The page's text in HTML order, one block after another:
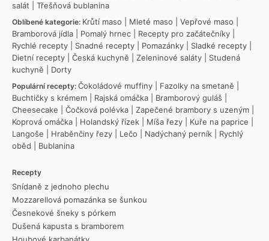
salát
Třešňová bublanina
Oblíbené kategorie: Krůtí maso Mleté maso Vepřové maso
Bramborová jídla
Pomalý hrnec Recepty pro začátečníky
Rychlé recepty
Snadné recepty Pomazánky Sladké recepty
Dietní recepty
Česká kuchyně Zeleninové saláty
Studená
kuchyně
Dorty
Populární recepty: Čokoládové muffiny Fazolky na smetaně
Buchtičky s krémem
Rajská omáčka Bramborový guláš
Cheesecake
Čočková polévka Zapečené brambory s uzeným
Koprová omáčka
Holandský řízek Míša řezy Kuře na paprice
Langoše
Hraběnčiny řezy Lečo Nadýchaný perník
Rychlý
oběd
Bublanina
Recepty
Snídaně z jednoho plechu
Mozzarellová pomazánka se šunkou
Česnekové šneky s pórkem
Dušená kapusta s bramborem
Houbové karbanátky